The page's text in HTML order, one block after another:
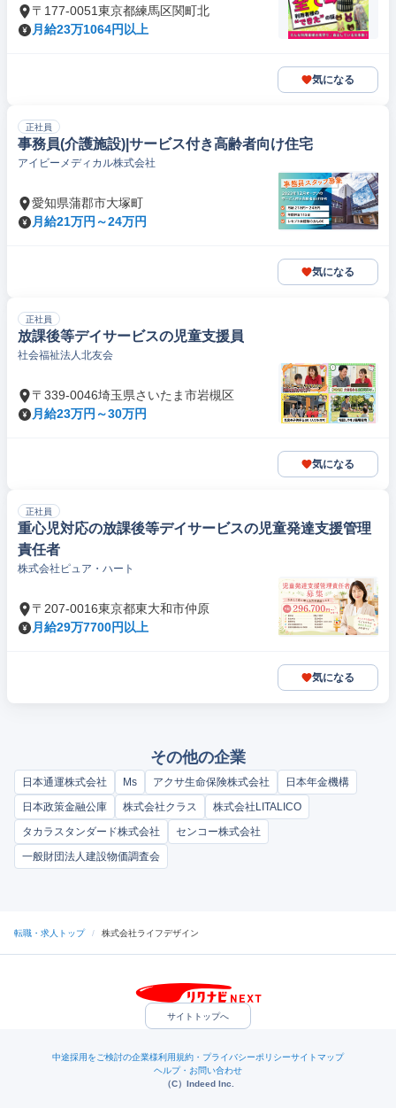
〒177-0051東京都練馬区関町北
月給23万1064円以上
気になる
正社員
事務員(介護施設)|サービス付き高齢者向け住宅
アイビーメディカル株式会社
愛知県蒲郡市大塚町
月給21万円～24万円
気になる
正社員
放課後等デイサービスの児童支援員
社会福祉法人北友会
〒339-0046埼玉県さいたま市岩槻区
月給23万円～30万円
気になる
正社員
重心児対応の放課後等デイサービスの児童発達支援管理
責任者
株式会社ピュア・ハート
〒207-0016東京都東大和市仲原
月給29万7700円以上
気になる
その他の企業
日本通運株式会社 Ms アクサ生命保険株式会社
日本年金機構
日本政策金融公庫
株式会社クラス
株式会社LITALICO
タカラスタンダード株式会社
センコー株式会社
一般財団法人建設物価調査会
転職・求人トップ / 株式会社ライフデザイン
サイトトップへ
中途採用をご検討の企業様利用規約・プライバシーポリシーサイトマップ
ヘルプ・お問い合わせ
（C）Indeed Inc.